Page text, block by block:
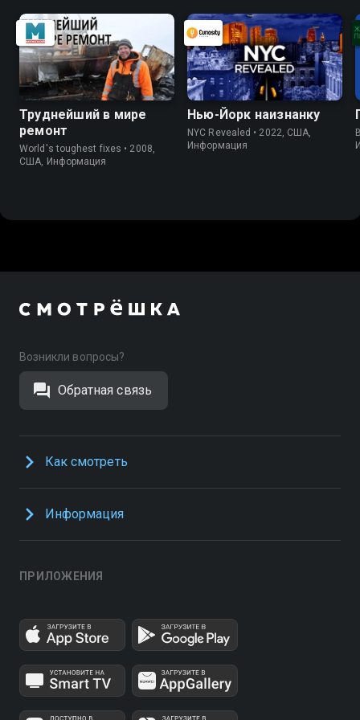
Труднейший в мире
ремонт
World's toughest fixes • 2008,
США, Информация
Нью-Йорк наизнанку
NYC Revealed • 2022, США,
Информация
Возникли вопросы?
Обратная связь
Как смотреть
Информация
ПРИЛОЖЕНИЯ